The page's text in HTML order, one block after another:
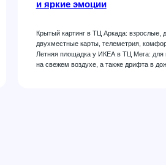
и яркие эмоции
Крытый картинг в ТЦ Аркада: взрослые,
двухместные карты, телеметрия,
Летняя площадка у ИКЕА в ТЦ Мега: для
на свежем воздухе, а также дрифта в